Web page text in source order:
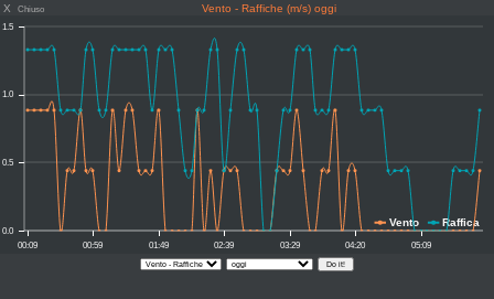
X Chiuso Vento - Raffiche (m/s) oggi